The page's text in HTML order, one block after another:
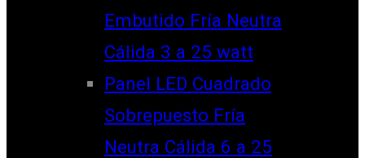
Embutido Fría Neutra
Cálida 3 a 25 watt
Panel LED Cuadrado
Sobrepuesto Fría
Neutra Cálida 6 a 25